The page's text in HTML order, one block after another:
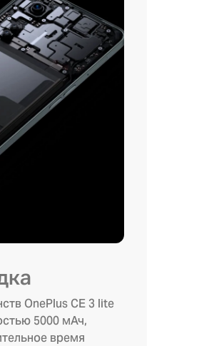
OnePlus CE 3 lite
5000 мАч,
время